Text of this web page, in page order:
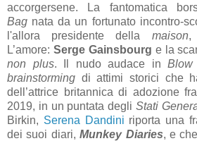
accorgersene. La fantomatica
Bag nata da un fortunato incontro-
l'allora presidente della maison,
L’amore: Serge Gainsbourg e la
non plus. Il nudo audace in Blow
brainstorming di attimi storici che
dell’attrice britannica di adozione
2019, in un puntata degli Stati
Birkin, Serena Dandini riporta una
dei suoi diari,Munkey Diaries, e